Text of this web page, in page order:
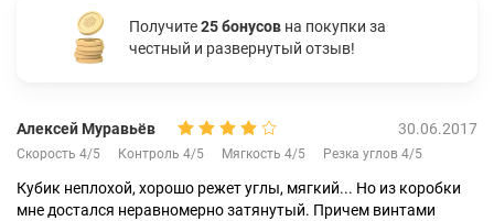
Получите25 бонусов на покупки за
честный и развернутый отзыв!
Алексей Муравьёв 30.06.2017
Скорость 4/5 Контроль 4/5 Мягкость 4/5 Резка углов 4/5
Кубик неплохой, хорошо режет углы, мягкий... Но из коробки
мне достался неравномерно затянутый. Причем винтами